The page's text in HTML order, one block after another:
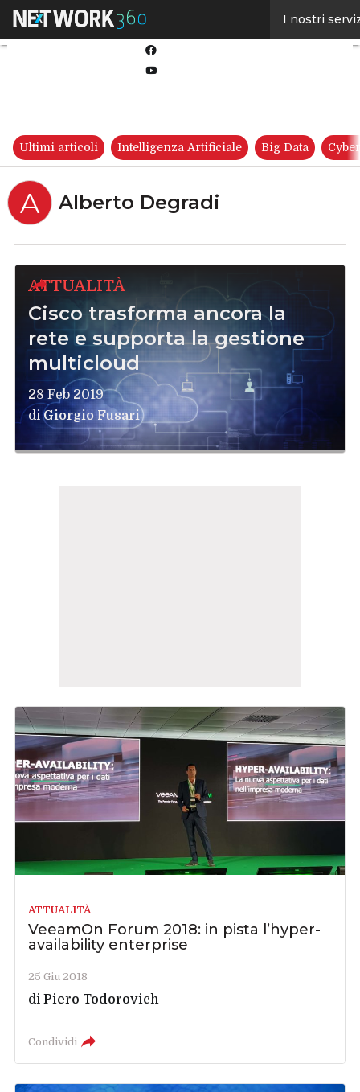
I nostri
Ultimi articoli Intelligenza Artificiale Big Data
A Alberto Degradi
ATTUALITÀ
Cisco trasforma ancora la
rete e supporta la gestione
multicloud
28 Feb 2019
diGiorgio Fusari
ATTUALITÀ
VeeamOn Forum 2018: in pista l’hyper-
availability enterprise
25 Giu 2018
diPiero Todorovich
Condividi